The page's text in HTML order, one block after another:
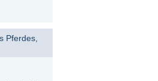
Pferdes,